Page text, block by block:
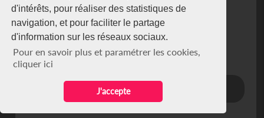
d'intérêts, pour réaliser des statistiques de
navigation, et pour faciliter le partage
d'information sur les réseaux sociaux.
Pour en savoir plus et paramétrer les cookies,
cliquer ici
J'accepte
NEWSLETTER
Restez connecté via notre newsletter
S'abonner
Se désabonner